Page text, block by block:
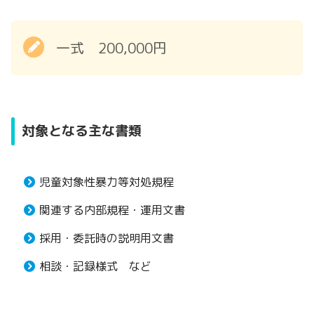
一式 200,000円
対象となる主な書類
児童対象性暴力等対処規程
関連する内部規程・運用文書
採用・委託時の説明用文書
相談・記録様式 など